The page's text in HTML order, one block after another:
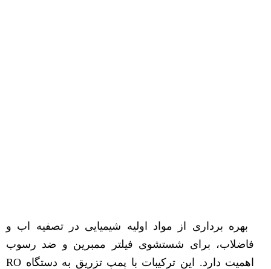
بهره برداری از مواد اولیه شیمیایی در تصفیه اب و
فاضلاب، برای شستشوی فیلتر ممبرین و ضد رسوب
اهمیت دارد. این ترکیبات با پمپ تزریق به دستگاه RO